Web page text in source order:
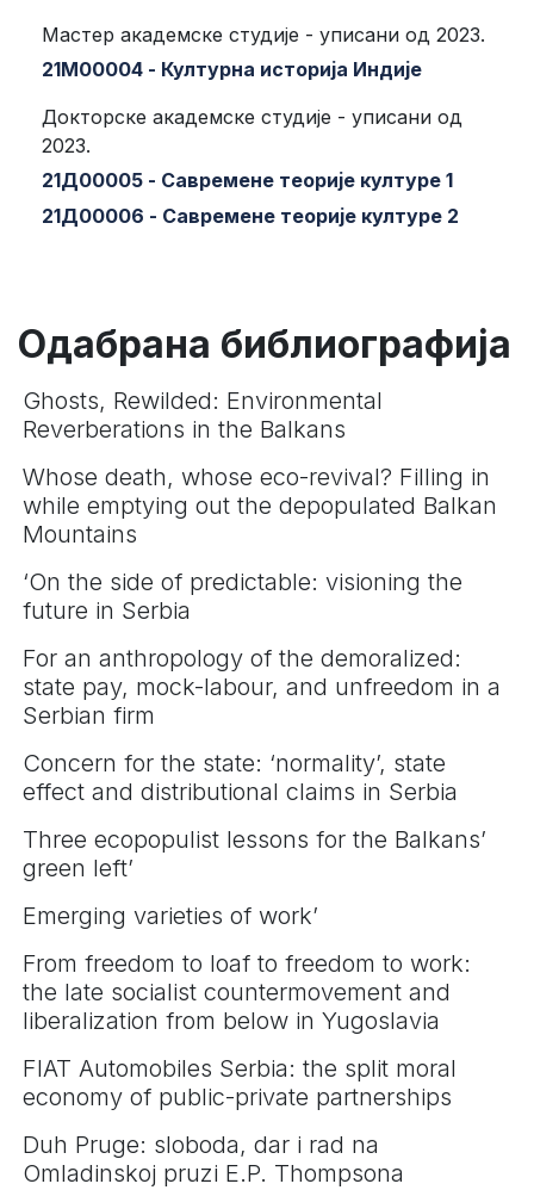
Мастер академске студије - уписани од 2023.
21М00004 - Културна историја Индије
Докторске академске студије - уписани од
2023.
21Д00005 - Савремене теорије културе 1
21Д00006 - Савремене теорије културе 2
Одабрана библиографија
Ghosts, Rewilded: Environmental
Reverberations in the Balkans
Whose death, whose eco-revival? Filling in
while emptying out the depopulated Balkan
Mountains
‘On the side of predictable: visioning the
future in Serbia
For an anthropology of the demoralized:
state pay, mock-labour, and unfreedom in a
Serbian firm
Concern for the state: ‘normality’, state
effect and distributional claims in Serbia
Three ecopopulist lessons for the Balkans’
green left’
Emerging varieties of work’
From freedom to loaf to freedom to work:
the late socialist countermovement and
liberalization from below in Yugoslavia
FIAT Automobiles Serbia: the split moral
economy of public-private partnerships
Duh Pruge: sloboda, dar i rad na
Omladinskoj pruzi E.P. Thompsona